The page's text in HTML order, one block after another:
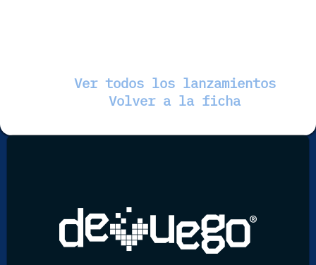
Ver todos los lanzamientos
Volver a la ficha